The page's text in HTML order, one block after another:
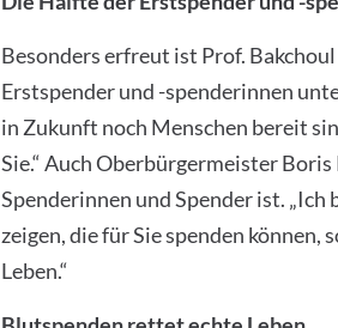
Besonders erfreut ist Prof.
Erstspender und -spenderinnen
in Zukunft noch Menschen bereit
Sie.“ Auch Oberbürgermeister
Spenderinnen und Spender ist. „Ich
zeigen, die für Sie spenden können,
Leben.“